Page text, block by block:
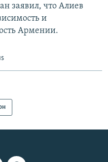
заявил, что Алиев
и
Армении.